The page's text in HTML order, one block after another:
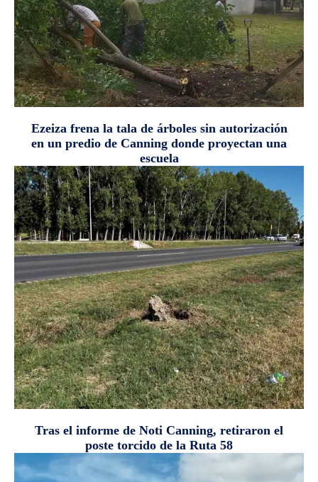
Ezeiza frena la tala de árboles sin autorización
en un predio de Canning donde proyectan una
escuela
Tras el informe de Noti Canning, retiraron el
poste torcido de la Ruta 58